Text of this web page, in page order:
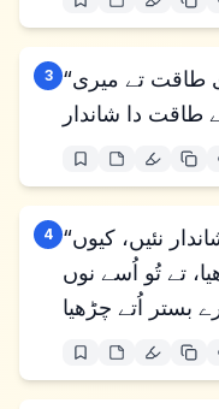
3
“رؤبین، تُو میرا پہلا جایا، میری طاقت تے میری
4 “پانی وانگوں غیر مستحکم، تُو شاندار نئیں، کیوں
تے تُو اُسے نوں